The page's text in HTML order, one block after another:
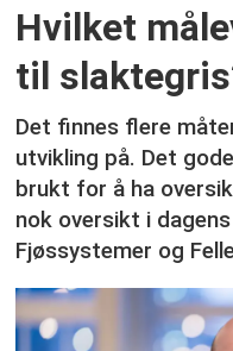
Hvilket
til
Det finnes flere
utvikling på. Det
brukt for å ha
nok oversikt i
Fjøssystemer og